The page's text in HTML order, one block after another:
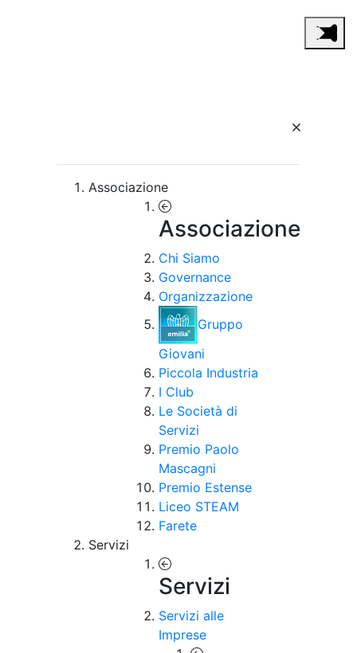
Associazione
Associazione
Chi Siamo
Governance
Organizzazione
Gruppo
Giovani
Piccola Industria
I Club
Le Società di
Servizi
Premio Paolo
Mascagni
Premio Estense
Liceo STEAM
Farete
Servizi
Servizi
Servizi alle
Imprese